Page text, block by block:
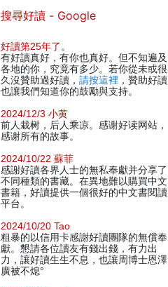
搜尋好讀 - Google
好讀第25年了 。
有好讀真好，有你也真好。但不知遍及
各地的你，究竟有多少。若你從未或很
久沒贊助過好讀， 請按這裡 ，贊助好讀
也讓我們知道你的鼓勵與支持。
2024/12/3 小黄
前人栽树，后人乘凉。感谢好读网站，
感谢所有的故事。
2024/10/22 蘇菲
感謝好讀各界人士的無私奉獻并分享了
不同種類的書藏。在異地難以購買中文
書籍，好讀提供一個很好的中文書閱讀
平台。
2024/10/20 Tao
粗暴的以信用卡感謝好讀團隊的無償奉
獻。懇請各位讀友有錢出錢，有力出
力，讓好讀生生不息，也讓周博士恩澤
廣被不熄°